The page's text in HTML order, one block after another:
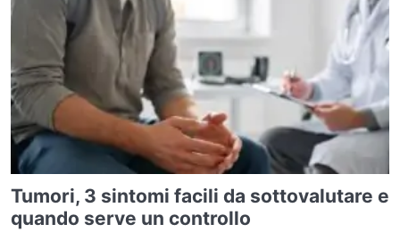
Tumori, 3 sintomi facili da sottovalutare e
quando serve un controllo